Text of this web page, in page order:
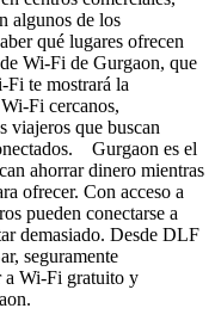
algunos de los
qué lugares ofrecen
Wi-Fi de Gurgaon, que
Fi te mostrará la
Fi cercanos,
viajeros que buscan
Gurgaon es el
ahorrar dinero mientras
ofrecer. Con acceso a
pueden conectarse a
demasiado. Desde DLF
seguramente
a Wi-Fi gratuito y